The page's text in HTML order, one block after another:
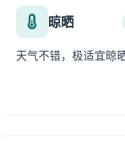
晾晒
天气不错，极适宜晾